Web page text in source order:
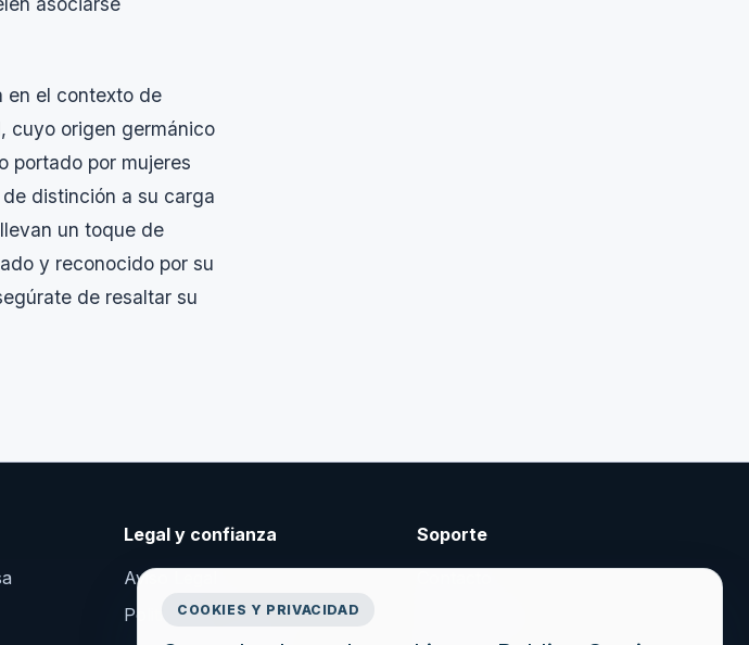
en el contexto de
cuyo origen germánico
portado por mujeres
distinción a su carga
un toque de
y reconocido por su
de resaltar su
Legal y confianza
Aviso Legal
Politica de Privacidad
Soporte
COOKIES Y PRIVACIDAD